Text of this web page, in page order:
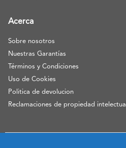
Acerca
Sobre nosotros
Nuestras Garantías
Términos y Condiciones
Uso de Cookies
Politica de devolucion
Reclamaciones de propiedad intelectual